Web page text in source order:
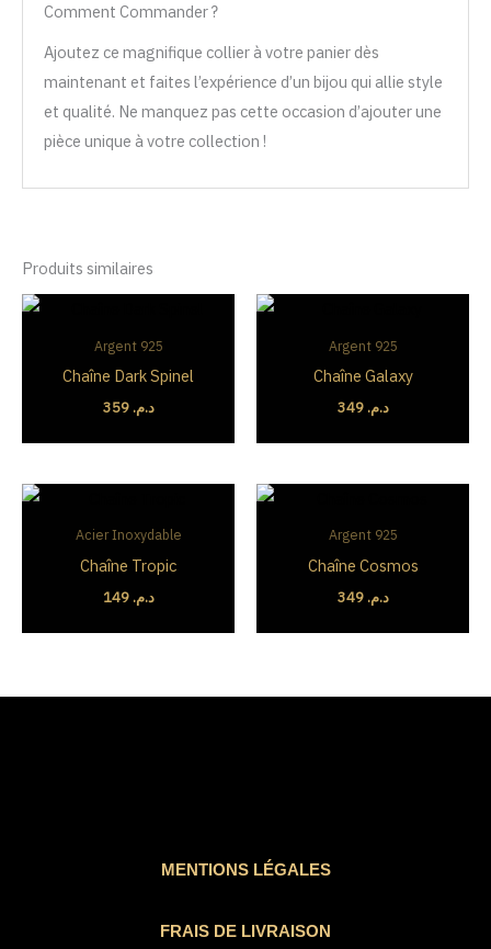
Comment Commander ?
Ajoutez ce magnifique collier à votre panier dès
maintenant et faites l’expérience d’un bijou qui allie style
et qualité. Ne manquez pas cette occasion d’ajouter une
pièce unique à votre collection !
Produits similaires
Argent 925
Chaîne Dark Spinel
د.م. 359
Argent 925
Chaîne Galaxy
د.م. 349
Acier Inoxydable
Chaîne Tropic
د.م. 149
Argent 925
Chaîne Cosmos
د.م. 349
MENTIONS LÉGALES
FRAIS DE LIVRAISON